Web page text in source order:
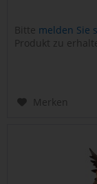
Bitte melden Sie
Produkt zu
Merken